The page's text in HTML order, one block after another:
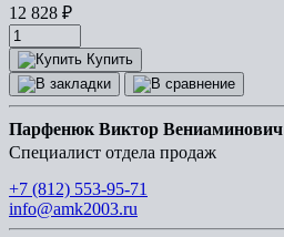
12 828 ₽
Купить
Парфенюк Виктор Вениаминович
Специалист отдела продаж
+7 (812) 553-95-71
info@amk2003.ru